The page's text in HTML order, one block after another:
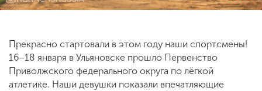
Приемная
комиссия
+7 (831) 262-26-20
Прекрасно стартовали в этом году наши спортсмены!
16–18 января в Ульяновске прошло Первенство
Приволжского федерального округа по лёгкой
атлетике. Наши девушки показали впечатляющие